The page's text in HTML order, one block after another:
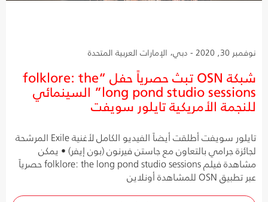
نوفمبر 30, 2020 - دبي، الإمارات العربية المتحدة
شبكة OSN تبث حصرياً حفل “folklore: the
long pond studio sessions” السينمائي
للنجمة الأمريكية تايلور سويفت
تايلور سويفت أطلقت أيضاً الفيديو الكامل لأغنية Exile المرشحة
لجائزة جرامي بالتعاون مع جاستن فيرنون (بون إيفر) • يمكن
مشاهدة فيلم folklore: the long pond studio sessions حصرياً
عبر تطبيق OSN للمشاهدة أونلاين